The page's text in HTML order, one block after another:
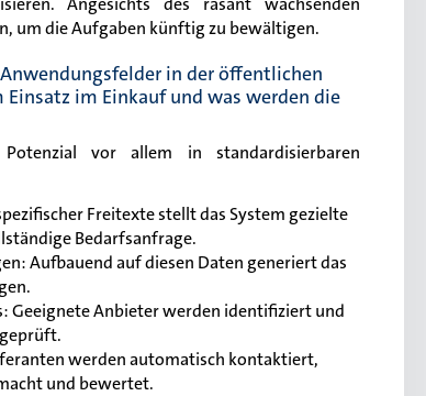
um die Aufgaben künftig zu bewältigen.
in der öffentlichen
im Einkauf und was werden die
vor allem in standardisierbaren
Freitexte stellt das System gezielte
Bedarfsanfrage.
Aufbauend auf diesen Daten generiert das
Geeignete Anbieter werden identifiziert und
werden automatisch kontaktiert,
und bewertet.